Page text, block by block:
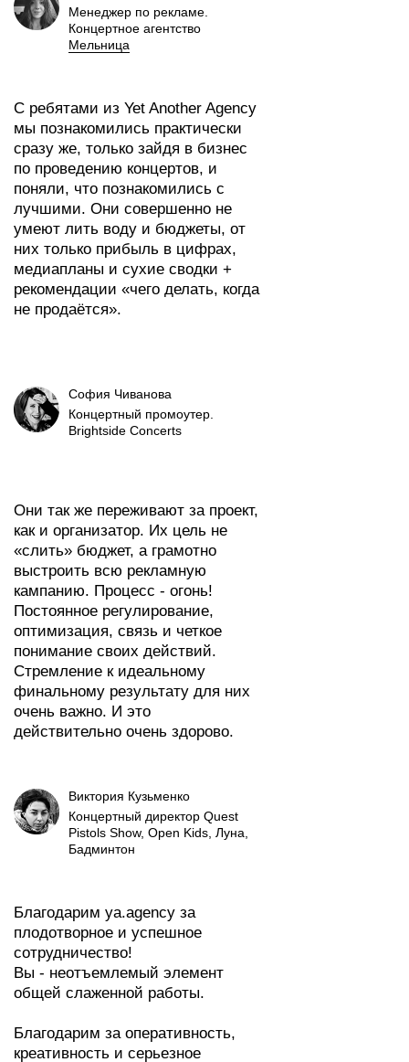
Менеджер по рекламе.
Концертное агентство
Мельница
С ребятами из Yet Another Agency
мы познакомились практически
сразу же, только зайдя в бизнес
по проведению концертов, и
поняли, что познакомились с
лучшими. Они совершенно не
умеют лить воду и бюджеты, от
них только прибыль в цифрах,
медиапланы и сухие сводки +
рекомендации «чего делать, когда
не продаётся».
Концертный промоутер.
Brightside Concerts
София Чиванова
Они так же переживают за проект,
как и организатор. Их цель не
«слить» бюджет, а грамотно
выстроить всю рекламную
кампанию. Процесс - огонь!
Постоянное регулирование,
оптимизация, связь и четкое
понимание своих действий.
Стремление к идеальному
финальному результату для них
очень важно. И это
действительно очень здорово.
Концертный директор Quest
Pistols Show, Open Kids, Луна,
Бадминтон
Виктория Кузьменко
Благодарим ya.agency за
плодотворное и успешное
сотрудничество!
Вы - неотъемлемый элемент
общей слаженной работы.
Благодарим за оперативность,
креативность и серьезное